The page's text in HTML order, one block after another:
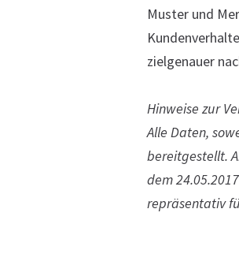
Muster und
zielgenauer
Hinweise zur
Alle Daten,
bereitgestellt.
dem
repräsentativ